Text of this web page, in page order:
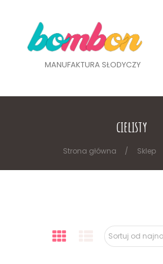
MANUFAKTURA SŁODYCZY
cielisty
Strona główna Sklep